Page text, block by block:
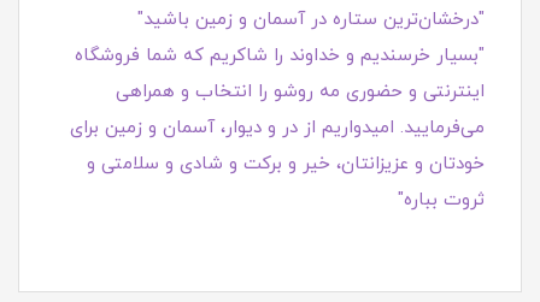
"درخشان‌ترین ستاره در آسمان و زمین باشید"
"بسیار خرسندیم و خداوند را شاکریم که شما فروشگاه
اینترنتی و حضوری مه روشو را انتخاب و همراهی
می‌فرمایید. امیدواریم از در و دیوار، آسمان و زمین برای
خودتان و عزیزانتان، خیر و برکت و شادی و سلامتی و
ثروت بباره"